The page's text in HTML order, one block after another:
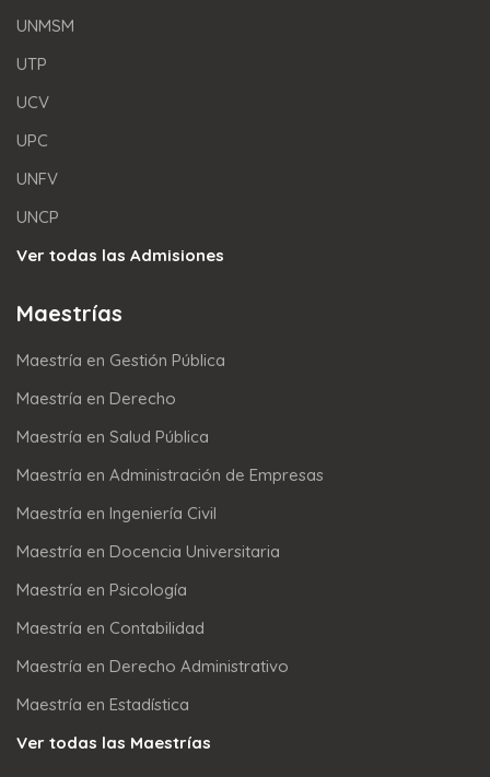
UNMSM
UTP
UCV
UPC
UNFV
UNCP
Ver todas las Admisiones
Maestrías
Maestría en Gestión Pública
Maestría en Derecho
Maestría en Salud Pública
Maestría en Administración de Empresas
Maestría en Ingeniería Civil
Maestría en Docencia Universitaria
Maestría en Psicología
Maestría en Contabilidad
Maestría en Derecho Administrativo
Maestría en Estadística
Ver todas las Maestrías